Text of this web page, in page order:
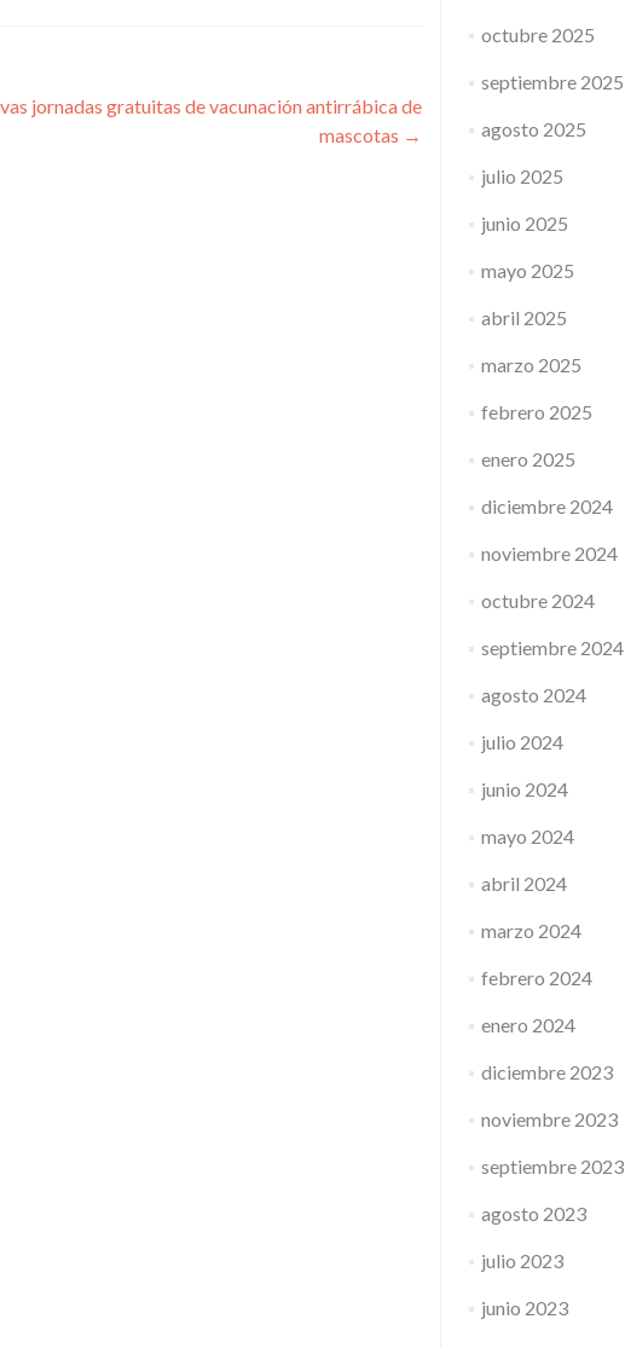
jornadas gratuitas de vacunación antirrábica de
mascotas →
octubre 2025
septiembre 2025
agosto 2025
julio 2025
junio 2025
mayo 2025
abril 2025
marzo 2025
febrero 2025
enero 2025
diciembre 2024
noviembre 2024
octubre 2024
septiembre 2024
agosto 2024
julio 2024
junio 2024
mayo 2024
abril 2024
marzo 2024
febrero 2024
enero 2024
diciembre 2023
noviembre 2023
septiembre 2023
agosto 2023
julio 2023
junio 2023